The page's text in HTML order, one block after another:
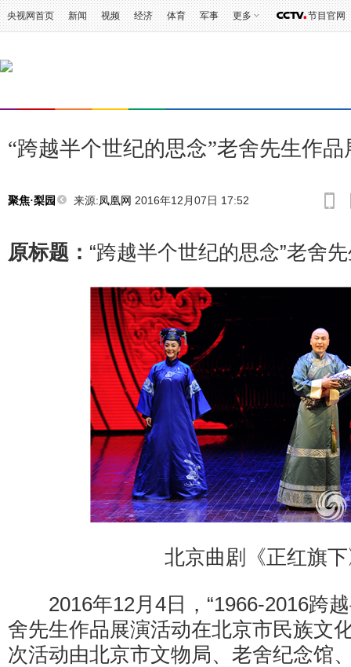
央视网首页 新闻 视频 经济 体育 军事 更多 节目官网
“跨越半个世纪的思念”老舍先生作
聚焦·梨园 来源:凤凰网 2016年12月07日 17:52
原标题： “跨越半个世纪的思念”老舍
北京曲剧《正红旗下
2016年12月4日，“1966-2016跨越
舍先生作品展演活动在北京市民族文
次活动由北京市文物局、老舍纪念馆